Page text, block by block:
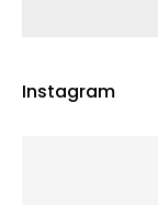
Instagram